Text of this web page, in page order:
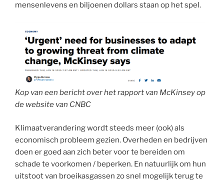
mensenlevens en biljoenen dollars staan op het spel.
Kop van een bericht over het rapport van McKinsey op
de website van CNBC
Klimaatverandering wordt steeds meer (ook) als
economisch probleem gezien. Overheden en bedrijven
doen er goed aan zich beter voor te bereiden om
schade te voorkomen / beperken. En natuurlijk om hun
uitstoot van broeikasgassen zo snel mogelijk terug te